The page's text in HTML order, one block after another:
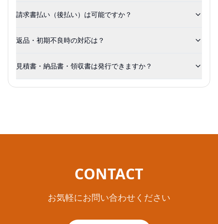
請求書払い（後払い）は可能ですか？
返品・初期不良時の対応は？
見積書・納品書・領収書は発行できますか？
CONTACT
お気軽にお問い合わせください